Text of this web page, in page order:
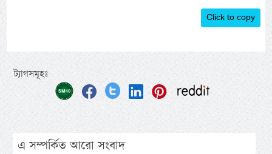
Click to copy
ট্যাগসমূহঃ
এ সম্পর্কিত আরো সংবাদ